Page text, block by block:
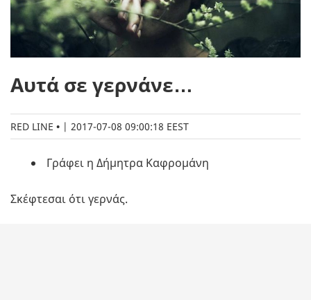
Αυτά σε γερνάνε…
RED LINE | 2017-07-08 09:00:18 EEST
Γράφει η Δήμητρα Καφρομάνη
Σκέφτεσαι ότι γερνάς.